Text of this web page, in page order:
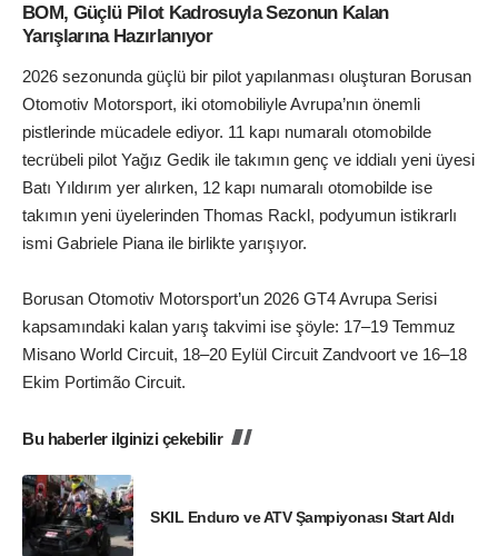
BOM, Güçlü Pilot Kadrosuyla Sezonun Kalan
Yarışlarına Hazırlanıyor
2026 sezonunda güçlü bir pilot yapılanması oluşturan Borusan
Otomotiv Motorsport, iki otomobiliyle Avrupa’nın önemli
pistlerinde mücadele ediyor. 11 kapı numaralı otomobilde
tecrübeli pilot Yağız Gedik ile takımın genç ve iddialı yeni üyesi
Batı Yıldırım yer alırken, 12 kapı numaralı otomobilde ise
takımın yeni üyelerinden Thomas Rackl, podyumun istikrarlı
ismi Gabriele Piana ile birlikte yarışıyor.
Borusan Otomotiv Motorsport’un 2026 GT4 Avrupa Serisi
kapsamındaki kalan yarış takvimi ise şöyle: 17–19 Temmuz
Misano World Circuit, 18–20 Eylül Circuit Zandvoort ve 16–18
Ekim Portimão Circuit.
Bu haberler ilginizi çekebilir
SKIL Enduro ve ATV Şampiyonası Start Aldı